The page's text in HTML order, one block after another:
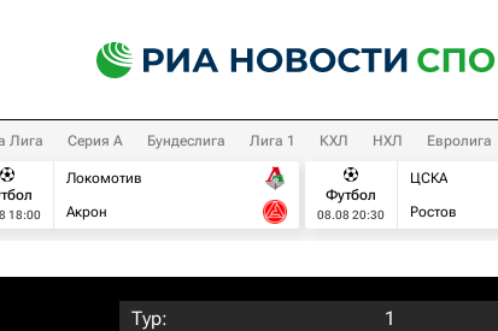
Лига Серия А Бундеслига Лига 1 КХЛ НХЛ Евролига
18:00
Локомотив
Акрон
Футбол
08.08 20:30
ЦСКА
Ростов
Тур:
1